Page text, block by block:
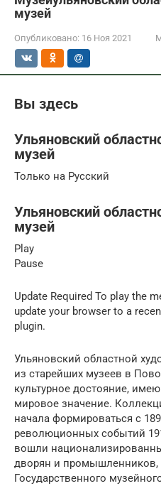
музей
Опубликовано: 16 Ноя 2021
Вы здесь
Ульяновский
музей
Только на Русский
Ульяновский
музей
Play
Pause
Update Required To play the
update your browser to a
plugin.
Ульяновский областной
из старейших музеев в
культурное достояние,
мировое значение.
начала формироваться с
революционных событий
вошли
дворян и промышленников,
Государственного